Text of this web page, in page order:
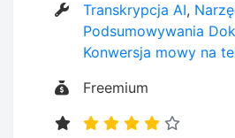
Transkrypcja AI,
Podsumowywania
Konwersja mowy na
Freemium